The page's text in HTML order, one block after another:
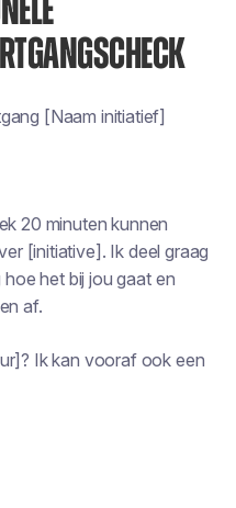
[Naam initiatief]
20 minuten kunnen
[initiative]. Ik deel graag
het bij jou gaat en
af.
Ik kan vooraf ook een